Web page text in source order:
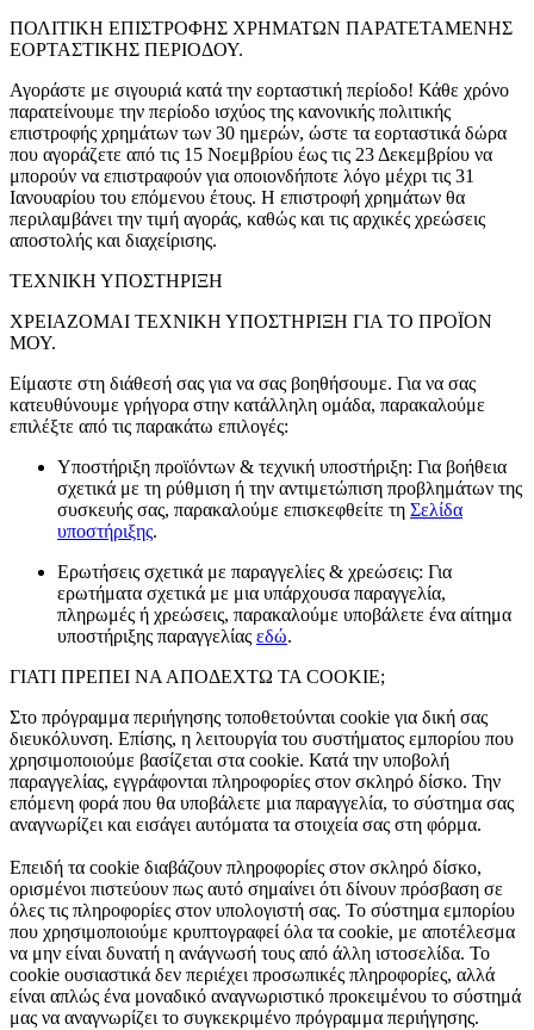
ΠΟΛΙΤΙΚΗ ΕΠΙΣΤΡΟΦΗΣ ΧΡΗΜΑΤΩΝ ΠΑΡΑΤΕΤΑΜΕΝΗΣ
ΕΟΡΤΑΣΤΙΚΗΣ ΠΕΡΙΟΔΟΥ.
Αγοράστε με σιγουριά κατά την εορταστική περίοδο! Κάθε χρόνο
παρατείνουμε την περίοδο ισχύος της κανονικής πολιτικής
επιστροφής χρημάτων των 30 ημερών, ώστε τα εορταστικά δώρα
που αγοράζετε από τις 15 Νοεμβρίου έως τις 23 Δεκεμβρίου να
μπορούν να επιστραφούν για οποιονδήποτε λόγο μέχρι τις 31
Ιανουαρίου του επόμενου έτους. Η επιστροφή χρημάτων θα
περιλαμβάνει την τιμή αγοράς, καθώς και τις αρχικές χρεώσεις
αποστολής και διαχείρισης.
ΤΕΧΝΙΚΗ ΥΠΟΣΤΗΡΙΞΗ
ΧΡΕΙΑΖΟΜΑΙ ΤΕΧΝΙΚΗ ΥΠΟΣΤΗΡΙΞΗ ΓΙΑ ΤΟ ΠΡΟΪΟΝ
ΜΟΥ.
Είμαστε στη διάθεσή σας για να σας βοηθήσουμε. Για να σας
κατευθύνουμε γρήγορα στην κατάλληλη ομάδα, παρακαλούμε
επιλέξτε από τις παρακάτω επιλογές:
Υποστήριξη προϊόντων & τεχνική υποστήριξη: Για βοήθεια
σχετικά με τη ρύθμιση ή την αντιμετώπιση προβλημάτων της
συσκευής σας, παρακαλούμε επισκεφθείτε τη Σελίδα
υποστήριξης.
Ερωτήσεις σχετικά με παραγγελίες & χρεώσεις: Για
ερωτήματα σχετικά με μια υπάρχουσα παραγγελία,
πληρωμές ή χρεώσεις, παρακαλούμε υποβάλετε ένα αίτημα
υποστήριξης παραγγελίας εδώ.
ΓΙΑΤΙ ΠΡΕΠΕΙ ΝΑ ΑΠΟΔΕΧΤΩ ΤΑ COOKIE;
Στο πρόγραμμα περιήγησης τοποθετούνται cookie για δική σας
διευκόλυνση. Επίσης, η λειτουργία του συστήματος εμπορίου που
χρησιμοποιούμε βασίζεται στα cookie. Κατά την υποβολή
παραγγελίας, εγγράφονται πληροφορίες στον σκληρό δίσκο. Την
επόμενη φορά που θα υποβάλετε μια παραγγελία, το σύστημα σας
αναγνωρίζει και εισάγει αυτόματα τα στοιχεία σας στη φόρμα.
Επειδή τα cookie διαβάζουν πληροφορίες στον σκληρό δίσκο,
ορισμένοι πιστεύουν πως αυτό σημαίνει ότι δίνουν πρόσβαση σε
όλες τις πληροφορίες στον υπολογιστή σας. Το σύστημα εμπορίου
που χρησιμοποιούμε κρυπτογραφεί όλα τα cookie, με αποτέλεσμα
να μην είναι δυνατή η ανάγνωσή τους από άλλη ιστοσελίδα. Το
cookie ουσιαστικά δεν περιέχει προσωπικές πληροφορίες, αλλά
είναι απλώς ένα μοναδικό αναγνωριστικό προκειμένου το σύστημά
μας να αναγνωρίζει το συγκεκριμένο πρόγραμμα περιήγησης.